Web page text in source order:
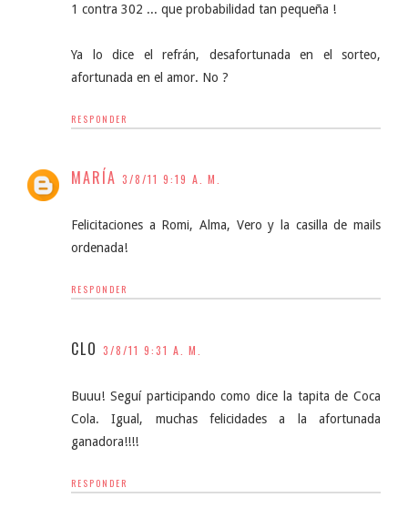
1 contra 302 ... que probabilidad tan pequeña !
Ya lo dice el refrán, desafortunada en el sorteo,
afortunada en el amor. No ?
RESPONDER
MARÍA 3/8/11 9:19 A. M.
Felicitaciones a Romi, Alma, Vero y la casilla de mails
ordenada!
RESPONDER
CLO 3/8/11 9:31 A. M.
Buuu! Seguí participando como dice la tapita de Coca
Cola. Igual, muchas felicidades a la afortunada
ganadora!!!!
RESPONDER